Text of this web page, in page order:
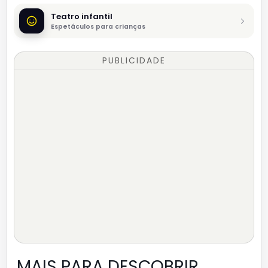
Teatro infantil
Espetáculos para crianças
PUBLICIDADE